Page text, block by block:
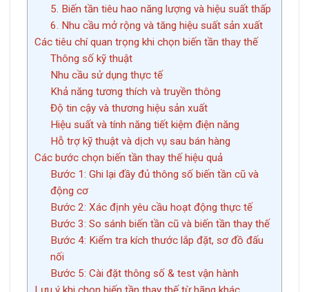
5. Biến tần tiêu hao năng lượng và hiệu suất thấp
6. Nhu cầu mở rộng và tăng hiệu suất sản xuất
Các tiêu chí quan trọng khi chọn biến tần thay thế
Thông số kỹ thuật
Nhu cầu sử dụng thực tế
Khả năng tương thích và truyền thông
Độ tin cậy và thương hiệu sản xuất
Hiệu suất và tính năng tiết kiệm điện năng
Hỗ trợ kỹ thuật và dịch vụ sau bán hàng
Các bước chọn biến tần thay thế hiệu quả
Bước 1: Ghi lại đầy đủ thông số biến tần cũ và
động cơ
Bước 2: Xác định yêu cầu hoạt động thực tế
Bước 3: So sánh biến tần cũ và biến tần thay thế
Bước 4: Kiểm tra kích thước lắp đặt, sơ đồ đấu
nối
Bước 5: Cài đặt thông số & test vận hành